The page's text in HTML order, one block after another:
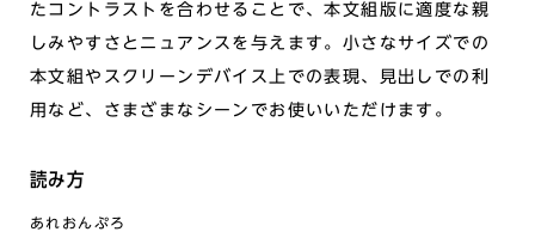
たコントラストを合わせることで、本文組版に適度な親
しみやすさとニュアンスを与えます。小さなサイズでの
本文組やスクリーンデバイス上での表現、見出しでの利
用など、さまざまなシーンでお使いいただけます。
読み方
あれおんぷろ